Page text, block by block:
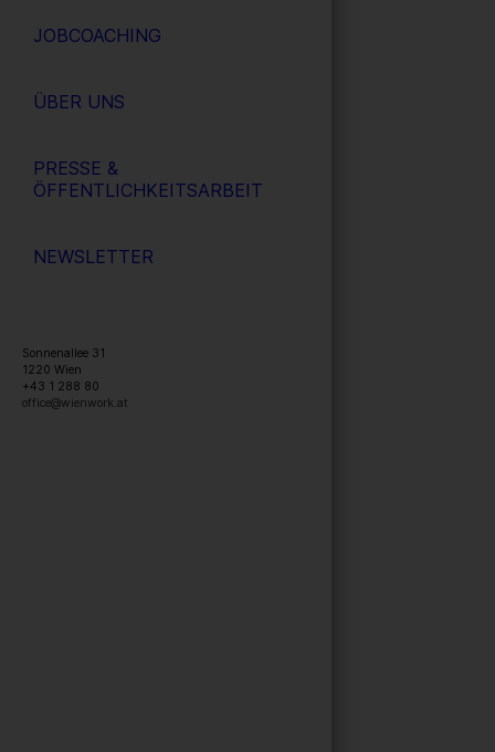
JOBCOACHING
ÜBER UNS
PRESSE &
ÖFFENTLICHKEITSARBEIT
NEWSLETTER
Sonnenallee 31
1220 Wien
+43 1 288 80
office@wienwork.at